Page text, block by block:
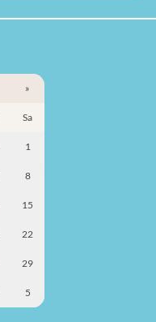
»
Sa
1
8
15
22
29
5